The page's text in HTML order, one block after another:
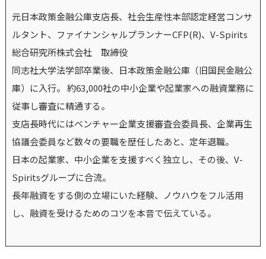
元日本政策金融公庫支店長、社会生産性本部認定経営コンサ
ルタント、ファイナンシャルプランナーCFP(R)、V-Spirits
総合研究所株式会社 取締役
同志社大学法学部卒業後、日本政策金融公庫（旧国民金融公
庫）に入行。 約63,000社の中小企業や起業家への融資業務に
従事し審査に精通する。
支店長時代にはベンチャー企業支援審査会委員長、企業再生
協議会委員など数々の要職を歴任したあと、定年退職。
日本の起業家、中小企業を支援すべく独立し、その後、V-
Spiritsグループに合流。
長年融資をする側の立場にいた経験、ノウハウをフル活用
し、融資を受けるためのコツを本音で伝えている。